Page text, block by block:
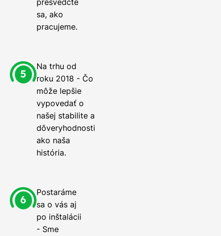
sa, ako
pracujeme.
Na trhu od
roku 2018 - Čo
môže lepšie
vypovedať o
našej stabilite a
dôveryhodnosti
ako naša
história.
Postaráme
sa o vás aj
po inštalácii
- Sme